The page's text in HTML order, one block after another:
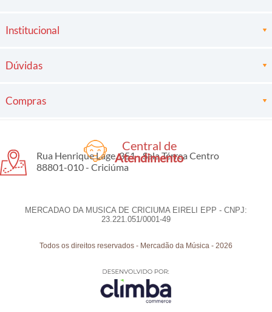
Institucional
Dúvidas
Compras
Central de
Atendimento
Rua Henrique Lage, 351 - Sala Térrea Centro
88801-010 - Criciúma
MERCADAO DA MUSICA DE CRICIUMA EIRELI EPP - CNPJ:
23.221.051/0001-49
Todos os direitos reservados -Mercadão da Música -2026